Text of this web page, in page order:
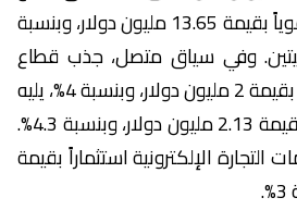
التقنية الصحية حضوراً قوياً بقيمة 13.65 مليون دولار، وبنسبة
وفي سياق متصل، جذب قطاع
الأمن السيبراني تمويلاً بقيمة 2 مليون دولار، وبنسبة 4%، يليه
قطاع التقنية العقارية بقيمة 2.13 مليون دولار، وبنسبة 4.3%.
الإلكترونية استثماراً بقيمة